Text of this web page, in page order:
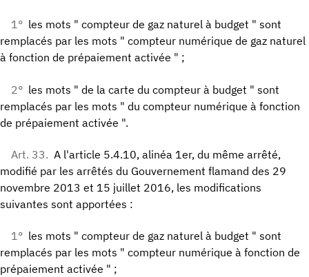
1° les mots " compteur de gaz naturel à budget " sont
remplacés par les mots " compteur numérique de gaz naturel
à fonction de prépaiement activée " ;
2° les mots " de la carte du compteur à budget " sont
remplacés par les mots " du compteur numérique à fonction
de prépaiement activée ".
Art. 33. A l'article 5.4.10, alinéa 1er, du même arrêté,
modifié par les arrêtés du Gouvernement flamand des 29
novembre 2013 et 15 juillet 2016, les modifications
suivantes sont apportées :
1° les mots " compteur de gaz naturel à budget " sont
remplacés par les mots " compteur numérique à fonction de
prépaiement activée " ;